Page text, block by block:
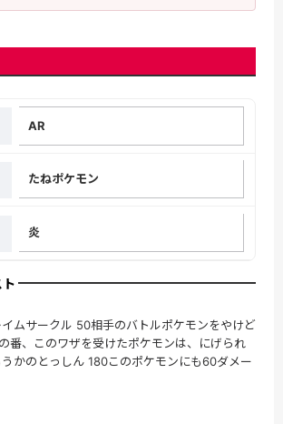
AR
たねポケモン
炎
ムサークル 50相手のバトルポケモンをやけど
番、このワザを受けたポケモンは、にげられ
かのとっしん 180このポケモンにも60ダメー